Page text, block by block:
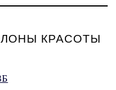
КРАСОТЫ